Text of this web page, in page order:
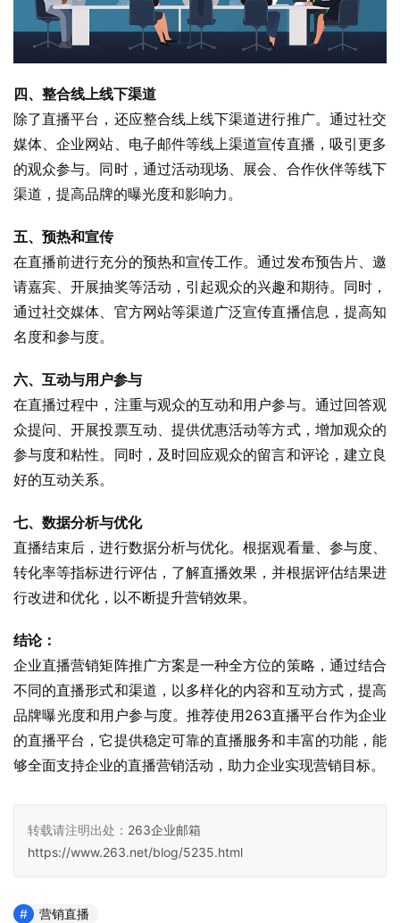
四、整合线上线下渠道
除了直播平台，还应整合线上线下渠道进行推广。通过社交
媒体、企业网站、电子邮件等线上渠道宣传直播，吸引更多
的观众参与。同时，通过活动现场、展会、合作伙伴等线下
渠道，提高品牌的曝光度和影响力。
五、预热和宣传
在直播前进行充分的预热和宣传工作。通过发布预告片、邀
请嘉宾、开展抽奖等活动，引起观众的兴趣和期待。同时，
通过社交媒体、官方网站等渠道广泛宣传直播信息，提高知
名度和参与度。
六、互动与用户参与
在直播过程中，注重与观众的互动和用户参与。通过回答观
众提问、开展投票互动、提供优惠活动等方式，增加观众的
参与度和粘性。同时，及时回应观众的留言和评论，建立良
好的互动关系。
七、数据分析与优化
直播结束后，进行数据分析与优化。根据观看量、参与度、
转化率等指标进行评估，了解直播效果，并根据评估结果进
行改进和优化，以不断提升营销效果。
结论：
企业直播营销矩阵推广方案是一种全方位的策略，通过结合
不同的直播形式和渠道，以多样化的内容和互动方式，提高
品牌曝光度和用户参与度。推荐使用263直播平台作为企业
的直播平台，它提供稳定可靠的直播服务和丰富的功能，能
够全面支持企业的直播营销活动，助力企业实现营销目标。
转载请注明出处： 263企业邮箱
https://www.263.net/blog/5235.html
营销直播